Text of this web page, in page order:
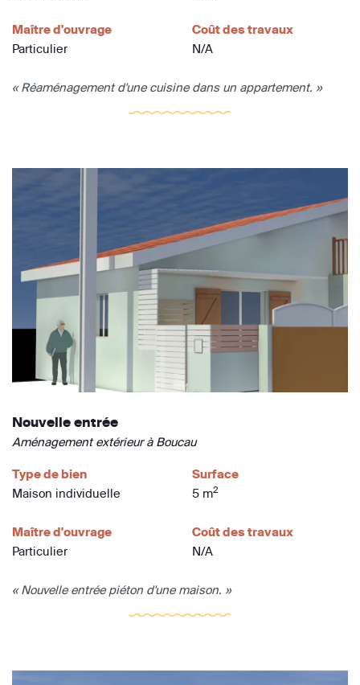
Maître d'ouvrage
Particulier
Coût des travaux
N/A
« Réaménagement d'une cuisine dans un appartement. »
Nouvelle entrée
Aménagement extérieur à Boucau
Type de bien
Maison individuelle
Surface
5 m2
Maître d'ouvrage
Particulier
Coût des travaux
N/A
« Nouvelle entrée piéton d'une maison. »